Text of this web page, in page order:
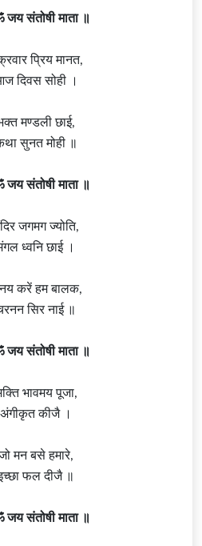
जय संतोषी माता ॥
प्रिय मानत,
दिवस सोही ।
मण्डली छाई,
सुनत मोही ॥
जय संतोषी माता ॥
जगमग ज्योति,
ध्वनि छाई ।
करें हम बालक,
सिर नाई ॥
जय संतोषी माता ॥
भावमय पूजा,
अंगीकृत कीजै ।
मन बसे हमारे,
फल दीजै ॥
जय संतोषी माता ॥